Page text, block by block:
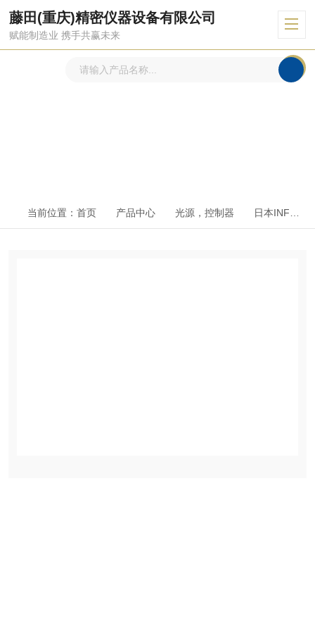
藤田(重庆)精密仪器设备有限公司
赋能制造业 携手共赢未来
当前位置： 首页 产品中心 光源，控制器 日本INFLIDGE英富丽